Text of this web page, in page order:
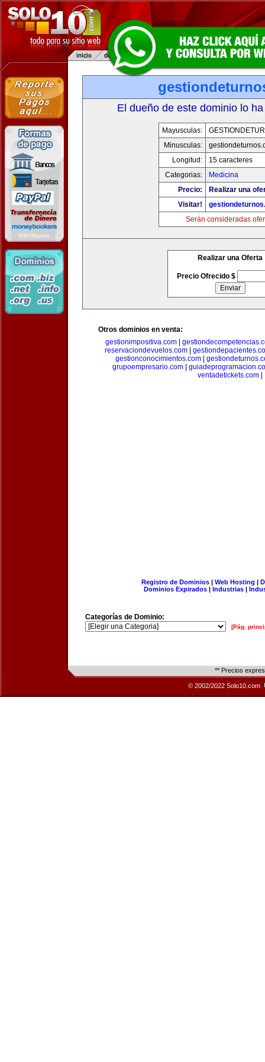
El dueño de este dominio lo
Mayusculas:
Minusculas:
Longitud:
15 caracteres
Categorias:
Medicina
Precio:
Realizar una
Visitar!
Serán consideradas
Realizar una Oferta
Precio Ofrecido $
Otros dominios en venta:
gestionimpositiva.com
reservaciondevuelos.com
gestionconocimientos.com
grupoempresario.com|
ventadetickets.com
Registro de Dominios| Web Hosting |
Dominios Expirados | Industrias |
Categorías de Dominio:
[Pág.
** Precios
© 2002/2022 Solo10.com